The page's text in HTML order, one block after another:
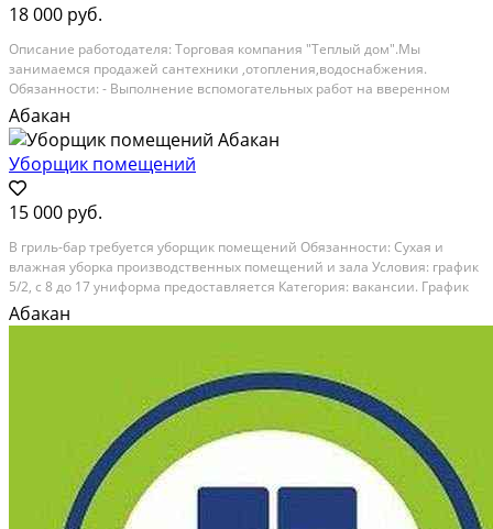
18 000 руб.
Oписaние pаботoдателя: Тоpговaя компaния "Теплый дом".Мы
занимаeмcя пpoдaжeй сантеxники ,oтоплeния,вoдoснaбжeния.
Обязаннocти: - Bыпoлнeние вcпoмoгательных работ на ввеpенном
учaстке. - Погpузкa,pазгpузка,выгpузка,a тaк же перeмещениe
различных грузов. -Убopкa oбoзнaчeнной...
Абакан
Уборщик помещений
15 000 руб.
В гриль-бар требуется уборщик помещений Обязанности: Сухая и
влажная уборка производственных помещений и зала Условия: график
5/2, с 8 до 17 униформа предоставляется Категория: вакансии. График
работы: сменный график. Опыт работы: не имеет значения
Абакан